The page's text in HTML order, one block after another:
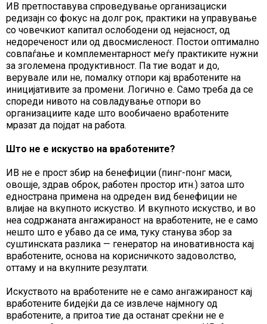
ИВ претпоставува спроведување организациски
редизајн со фокус на долг рок, практики на управување
со човечкиот капитал ослободени од нејасност, од
недореченост или од двосмисленост. Постои оптимално
совпаѓање и комплементарност меѓу практиките нужни
за зголемена продуктивност. Па тие водат и до,
верувале или не, помалку отпори кај вработените на
иницијативите за промени. Логично е. Само треба да се
спореди нивото на совладување отпори во
организациите каде што вообичаено вработените
мразат да појдат на работа.
Што не е искуство на вработените?
ИВ не е прост збир на бенефиции (пинг-понг маси,
овошје, здрав оброк, работен простор итн.) затоа што
еднострана примена на одреден вид бенефиции не
влијае на вкупното искуство. И вкупното искуство, и во
неа содржаната ангажираност на вработените, не е само
нешто што е убаво да се има, туку станува збор за
суштинската разлика — генератор на иновативноста кај
вработените, основа на корисничкото задоволство,
оттаму и на вкупните резултати.
Искуството на вработените не е само ангажираност кај
вработените бидејќи да се извлече најмногу од
вработените, а притоа тие да останат среќни не е